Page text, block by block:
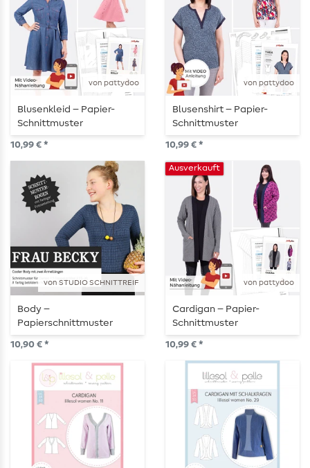
von pattydoo
Blusenkleid – Papier-
Schnittmuster
10,99 € *
von pattydoo
Blusenshirt – Papier-
Schnittmuster
10,99 € *
von STUDIO SCHNITTREIF
Body –
Papierschnittmuster
10,90 € *
von pattydoo
Ausverkauft
Cardigan – Papier-
Schnittmuster
10,99 € *